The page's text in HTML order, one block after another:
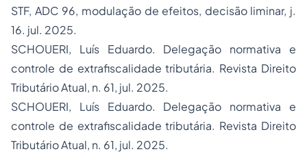
STF, ADC 96, modulação de efeitos, decisão liminar, j.
16. jul. 2025.
SCHOUERI, Luís Eduardo. Delegação normativa e
controle de extrafiscalidade tributária. Revista Direito
Tributário Atual, n. 61, jul. 2025.
SCHOUERI, Luís Eduardo. Delegação normativa e
controle de extrafiscalidade tributária. Revista Direito
Tributário Atual, n. 61, jul. 2025.